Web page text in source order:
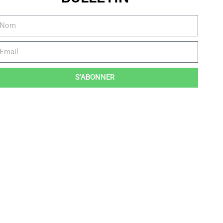
S'ABONNER